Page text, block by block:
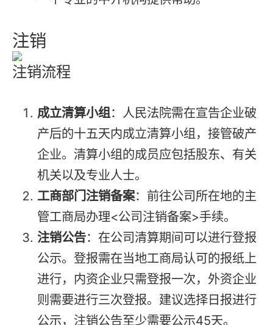
注销
注销流程
成立清算小组：人民法院需在宣告企业破
产后的十五天内成立清算小组，接管破产
企业。清算小组的成员应包括股东、有关
机关以及专业人士。
工商部门注销备案：前往公司所在地的主
管工商局办理<公司注销备案>手续。
注销公告：在公司清算期间可以进行登报
公示。登报需在当地工商局认可的报纸上
进行，内资企业只需登报一次，外资企业
则需要进行三次登报。建议选择日报进行
公示，注销公告至少需要公示45天。